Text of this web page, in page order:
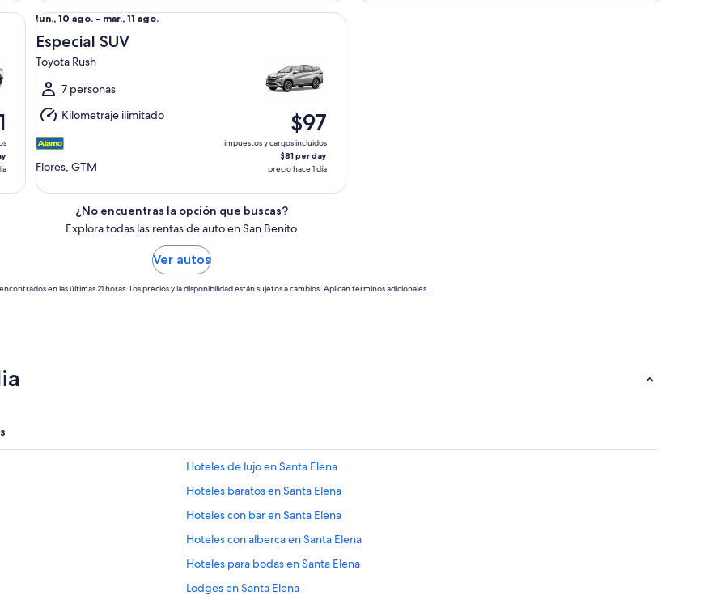
Del
lun.,
10
ago.
al
mar.,
11
ago.
lun., 10 ago. - mar., 11 ago.
Especial SUV
Toyota Rush
7 personas
Kilometraje ilimitado
Flores, GTM
$97
impuestos y cargos incluidos
$81 per day
precio hace 1 día
Especial SUV Toyota Rush
¿No encuentras la opción que buscas?
Explora todas las rentas de auto en San Benito
Ver autos
en las últimas 21 horas. Los precios y la disponibilidad están sujetos a cambios. Aplican términos adicionales.
Hoteles de lujo en Santa Elena
Hoteles baratos en Santa Elena
Hoteles con bar en Santa Elena
Hoteles con alberca en Santa Elena
Hoteles para bodas en Santa Elena
Lodges en Santa Elena